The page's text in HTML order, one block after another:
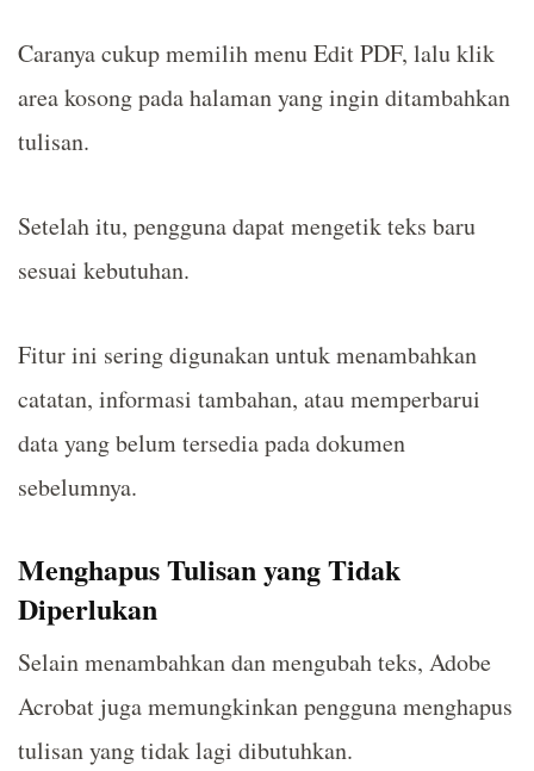
Caranya cukup memilih menu Edit PDF, lalu klik
area kosong pada halaman yang ingin ditambahkan
tulisan.
Setelah itu, pengguna dapat mengetik teks baru
sesuai kebutuhan.
Fitur ini sering digunakan untuk menambahkan
catatan, informasi tambahan, atau memperbarui
data yang belum tersedia pada dokumen
sebelumnya.
Menghapus Tulisan yang Tidak
Diperlukan
Selain menambahkan dan mengubah teks, Adobe
Acrobat juga memungkinkan pengguna menghapus
tulisan yang tidak lagi dibutuhkan.